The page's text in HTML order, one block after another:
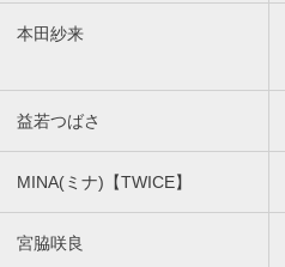
本田紗来
益若つばさ
MINA(ミナ)【TWICE】
宮脇咲良